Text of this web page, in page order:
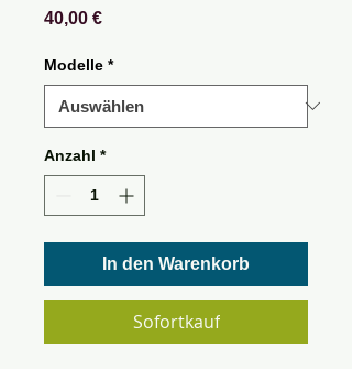
40,00 €Preis
Modelle *
Anzahl *
In den Warenkorb
Sofortkauf